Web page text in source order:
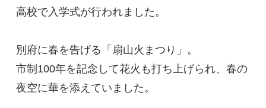
高校で入学式が行われました。
別府に春を告げる「扇山火まつり」。
市制100年を記念して花火も打ち上げられ、春の
夜空に華を添えていました。